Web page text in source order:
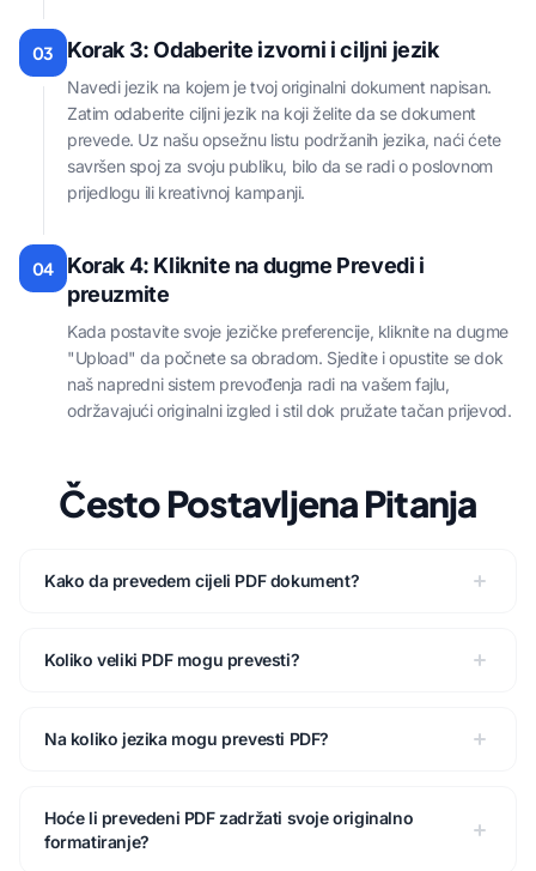
03 Korak 3: Odaberite izvorni i ciljni jezik
Navedi jezik na kojem je tvoj originalni dokument napisan.
Zatim odaberite ciljni jezik na koji želite da se dokument
prevede. Uz našu opsežnu listu podržanih jezika, naći ćete
savršen spoj za svoju publiku, bilo da se radi o poslovnom
prijedlogu ili kreativnoj kampanji.
04
Korak 4: Kliknite na dugme Prevedi i
preuzmite
Kada postavite svoje jezičke preferencije, kliknite na dugme
"Upload" da počnete sa obradom. Sjedite i opustite se dok
naš napredni sistem prevođenja radi na vašem fajlu,
održavajući originalni izgled i stil dok pružate tačan prijevod.
Često Postavljena Pitanja
Kako da prevedem cijeli PDF dokument?
Koliko veliki PDF mogu prevesti?
Na koliko jezika mogu prevesti PDF?
Hoće li prevedeni PDF zadržati svoje originalno
formatiranje?